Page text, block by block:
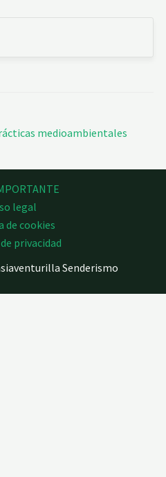
legal
de cookies
privacidad
Senderismo